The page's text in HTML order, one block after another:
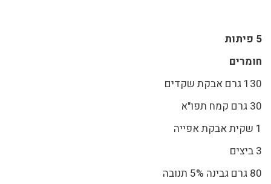
5 פיתות
חומרים
130 גרם אבקת שקדים
30 גרם קמח תפו"א
1 שקית אבקת אפייה
3 ביצים
80 גרם גבינה 5% תנובה